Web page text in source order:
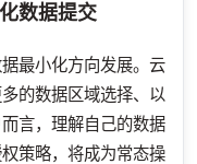
数据提交
最小化方向发展。云
的数据区域选择、以
言，理解自己的数据
策略，将成为常态操